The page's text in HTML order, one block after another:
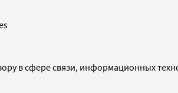
в сфере связи, информационных